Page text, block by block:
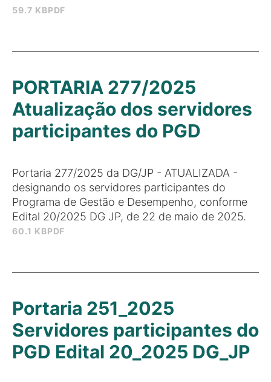
59.7 KBPDF
60.1 KBPDF
PORTARIA 277/2025
Atualização dos servidores
participantes do PGD
Portaria 277/2025 da DG/JP - ATUALIZADA -
designando os servidores participantes do
Programa de Gestão e Desempenho, conforme
Edital 20/2025 DG JP, de 22 de maio de 2025.
Portaria 251_2025
Servidores participantes do
PGD Edital 20_2025 DG_JP